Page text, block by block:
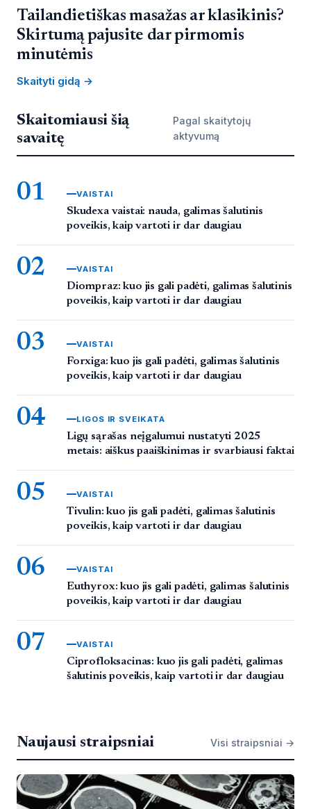
Tailandietiškas masažas ar klasikinis?
Skirtumą pajusite dar pirmomis
minutėmis
Skaityti gidą →
Skaitomiausi šią
savaitę
Pagal skaitytojų
aktyvumą
01 VAISTAI
Skudexa vaistai: nauda, galimas šalutinis
poveikis, kaip vartoti ir dar daugiau
02 VAISTAI
Diompraz: kuo jis gali padėti, galimas šalutinis
poveikis, kaip vartoti ir dar daugiau
03 VAISTAI
Forxiga: kuo jis gali padėti, galimas šalutinis
poveikis, kaip vartoti ir dar daugiau
04 LIGOS IR SVEIKATA
Ligų sąrašas neįgalumui nustatyti 2025
metais: aiškus paaiškinimas ir svarbiausi faktai
05 VAISTAI
Tivulin: kuo jis gali padėti, galimas šalutinis
poveikis, kaip vartoti ir dar daugiau
06 VAISTAI
Euthyrox: kuo jis gali padėti, galimas šalutinis
poveikis, kaip vartoti ir dar daugiau
07 VAISTAI
Ciprofloksacinas: kuo jis gali padėti, galimas
šalutinis poveikis, kaip vartoti ir dar daugiau
Naujausi straipsniai Visi straipsniai →